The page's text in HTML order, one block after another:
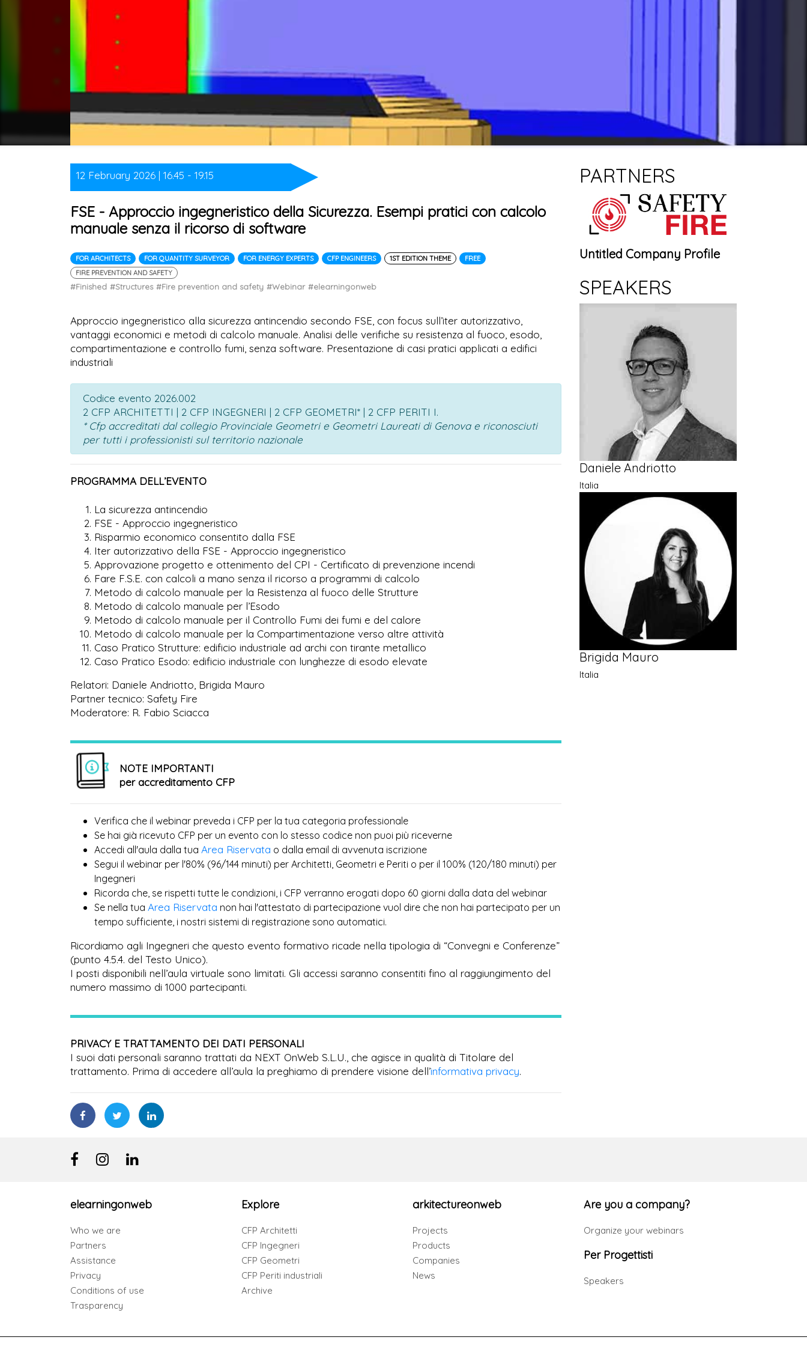
12 February 2026 | 16.45 - 19.15
FSE - Approccio ingegneristico della Sicurezza. Esempi pratici con calcolo
manuale senza il ricorso di software
FOR ARCHITECTS FOR QUANTITY SURVEYOR FOR ENERGY EXPERTS CFP ENGINEERS 1ST EDITION THEME
FREE
FIRE PREVENTION AND SAFETY
#Finished #Structures #Fire prevention and safety #Webinar #elearningonweb
Approccio ingegneristico alla sicurezza antincendio secondo FSE, con focus sull’iter autorizzativo,
vantaggi economici e metodi di calcolo manuale. Analisi delle verifiche su resistenza al fuoco, esodo,
compartimentazione e controllo fumi, senza software. Presentazione di casi pratici applicati a edifici
industriali
Codice evento 2026.002
2 CFP ARCHITETTI | 2 CFP INGEGNERI | 2 CFP GEOMETRI* | 2 CFP PERITI I.
* Cfp accreditati dal collegio Provinciale Geometri e Geometri Laureati di Genova e riconosciuti
per tutti i professionisti sul territorio nazionale
PROGRAMMA DELL’EVENTO
La sicurezza antincendio
FSE - Approccio ingegneristico
Risparmio economico consentito dalla FSE
Iter autorizzativo della FSE - Approccio ingegneristico
Approvazione progetto e ottenimento del CPI - Certificato di prevenzione incendi
Fare F.S.E. con calcoli a mano senza il ricorso a programmi di calcolo
Metodo di calcolo manuale per la Resistenza al fuoco delle Strutture
Metodo di calcolo manuale per l’Esodo
Metodo di calcolo manuale per il Controllo Fumi dei fumi e del calore
Metodo di calcolo manuale per la Compartimentazione verso altre attività
Caso Pratico Strutture: edificio industriale ad archi con tirante metallico
Caso Pratico Esodo: edificio industriale con lunghezze di esodo elevate
Relatori: Daniele Andriotto, Brigida Mauro
Partner tecnico: Safety Fire
Moderatore: R. Fabio Sciacca
NOTE IMPORTANTI
per accreditamento CFP
Verifica che il webinar preveda i CFP per la tua categoria professionale
Se hai già ricevuto CFP per un evento con lo stesso codice non puoi più riceverne
Accedi all'aula dalla tua Area Riservata o dalla email di avvenuta iscrizione
Segui il webinar per l'80% (96/144 minuti) per Architetti, Geometri e Periti o per il 100% (120/180 minuti) per
Ingegneri
Ricorda che, se rispetti tutte le condizioni, i CFP verranno erogati dopo 60 giorni dalla data del webinar
Se nella tua Area Riservata non hai l'attestato di partecipazione vuol dire che non hai partecipato per un
tempo sufficiente, i nostri sistemi di registrazione sono automatici.
Ricordiamo agli Ingegneri che questo evento formativo ricade nella tipologia di “Convegni e Conferenze”
(punto 4.5.4. del Testo Unico).
I posti disponibili nell’aula virtuale sono limitati. Gli accessi saranno consentiti fino al raggiungimento del
numero massimo di 1000 partecipanti.
PRIVACY E TRATTAMENTO DEI DATI PERSONALI
I suoi dati personali saranno trattati da NEXT OnWeb S.L.U., che agisce in qualità di Titolare del
trattamento. Prima di accedere all’aula la preghiamo di prendere visione dell’informativa privacy.
PARTNERS
Untitled Company Profile
SPEAKERS
Daniele Andriotto
Italia
Brigida Mauro
Italia
elearningonweb
Who we are
Partners
Assistance
Privacy
Conditions of use
Trasparency
Explore
CFP Architetti
CFP Ingegneri
CFP Geometri
CFP Periti industriali
Archive
arkitectureonweb
Projects
Products
Companies
News
Are you a company?
Organize your webinars
Per Progettisti
Speakers